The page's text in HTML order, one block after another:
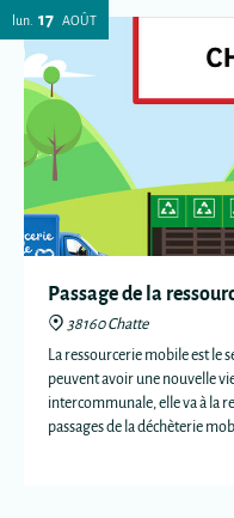
lun. 17 AOÛT
Passage de la
38160 Chatte
La ressourcerie mobile est le
peuvent avoir une nouvelle
intercommunale, elle va à la
passages de la déchèterie